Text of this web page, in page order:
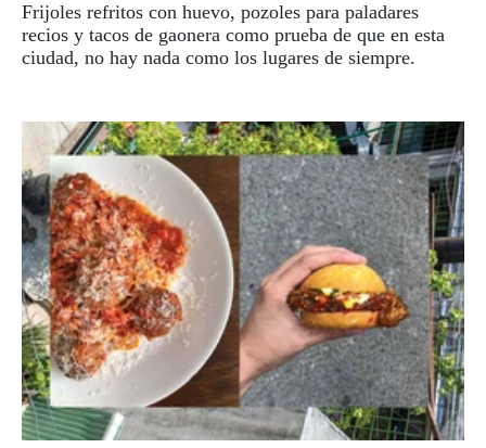
Frijoles refritos con huevo, pozoles para paladares
recios y tacos de gaonera como prueba de que en esta
ciudad, no hay nada como los lugares de siempre.